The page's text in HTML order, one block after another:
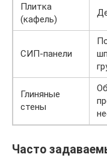
Плитка
(кафель)
СИП-панели
Глиняные
стены
Часто